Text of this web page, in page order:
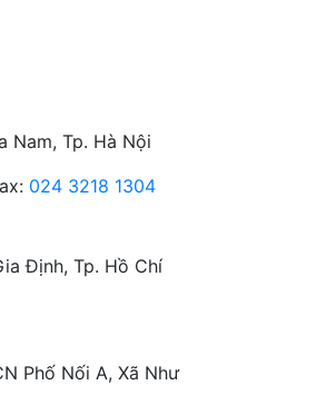
Nam, Tp. Hà Nội
024 3218 1304
Định, Tp. Hồ Chí
Phố Nối A, Xã Như